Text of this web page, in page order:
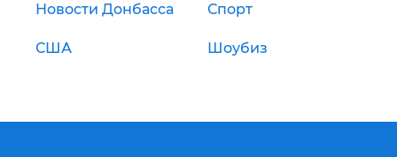
Новости Донбасса Спорт
США Шоубиз